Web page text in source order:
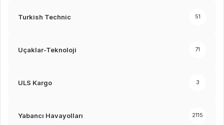
Turkish Technic 51
Uçaklar-Teknoloji 71
ULS Kargo 3
Yabancı Havayolları 2115